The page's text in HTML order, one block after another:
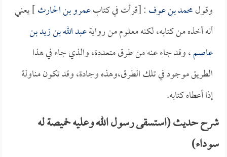
وقولمحمد بن عوف: [قرأت في كتابعمرو بن الحارث] يعني
أنه أخذه من كتابه، لكنه معلوم من روايةعبد الله بن زيد بن
عاصم، وقد جاء عنه من طرق متعددة، والذي جاء في هذا
الطريق موجود في تلك الطرق،وهذه وجادة، وقد تكون مناولة
إذا أعطاه كتابه.
شرح حديث (استسقى رسول الله وعليه خميصة له
سوداء)